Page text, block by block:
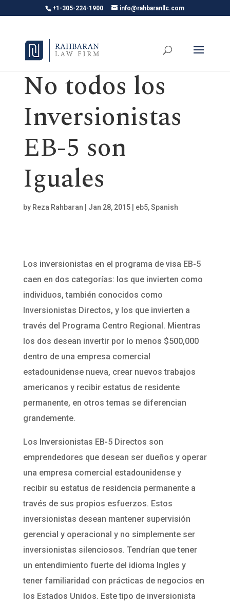
+1-305-224-1900 info@rahbaranllc.com
No todos los
Inversionistas
EB-5 son
Iguales
by Reza Rahbaran Jan 28, 2015| eb5,Spanish
Los inversionistas en el programa de visa EB-5
caen en dos categorías: los que invierten como
individuos, también conocidos como
Inversionistas Directos, y los que invierten a
través del Programa Centro Regional. Mientras
los dos desean invertir por lo menos $500,000
dentro de una empresa comercial
estadounidense nueva, crear nuevos trabajos
americanos y recibir estatus de residente
permanente, en otros temas se diferencian
grandemente.
Los Inversionistas EB-5 Directos son
emprendedores que desean ser dueños y operar
una empresa comercial estadounidense y
recibir su estatus de residencia permanente a
través de sus propios esfuerzos. Estos
inversionistas desean mantener supervisión
gerencial y operacional y no simplemente ser
inversionistas silenciosos. Tendrían que tener
un entendimiento fuerte del idioma Ingles y
tener familiaridad con prácticas de negocios en
los Estados Unidos. Este tipo de inversionista